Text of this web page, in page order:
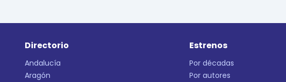
Directorio
Andalucía
Aragón
Estrenos
Por décadas
Por autores